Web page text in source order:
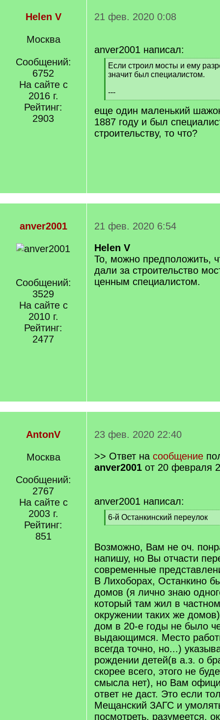
Helen V
Москва
Сообщений:
6752
На сайте с
2016 г.
Рейтинг:
2903
21 фев. 2020 0:08
anver2001 написал:
[
q
Если строил мосты и ему
значит был специалистом.
---
[
/
q
]
еще один маленький
1887 году и был
строительству, то что?
anver2001
Сообщений:
3529
На сайте с
2010 г.
Рейтинг:
2477
21 фев. 2020 6:54
Helen V
То, можно предположить,
дали за строительство
ценным специалистом.
AntonV
Москва
Сообщений:
2767
На сайте с
2003 г.
Рейтинг:
851
23 фев. 2020 22:40
>> Ответ на сообщение
anver2001 от 20 февраля
anver2001 написал:
[
q
6-й Останкинский переулок
[
q
]
Возможно, Вам не оч.
напишу, но Вы отчасти
современные
В Лихоборах, Останкино
домов (я лично знаю
который там жил в
окружении таких же
дом в 20-е годы не было
выдающимся. Место
всегда точно, но...)
рождении детей(в а.з. о
скорее всего, этого не
смысла нет), но Вам
ответ не даст. Это если
Мещанский ЗАГС и
посмотреть, разумеется,